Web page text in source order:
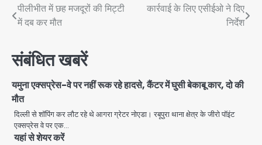
Post
navigation
पीलीभीत में छह मजदूरों की मिट्टी
में दब कर मौत
कार्रवाई के लिए एसीईओ ने दिए
निर्देश
संबंधित खबरें
यमुना एक्सप्रेस-वे पर नहीं रूक रहे हादसे, कैंटर में घुसी बेकाबू कार, दो की
मौत
दिल्ली से शॉपिंग कर लौट रहे थे आगरा ग्रेटर नोएडा। रबूपुरा थाना क्षेत्र के जीरो पॉइंट
एक्सप्रेस वे पर एक…
यहां से शेयर करें